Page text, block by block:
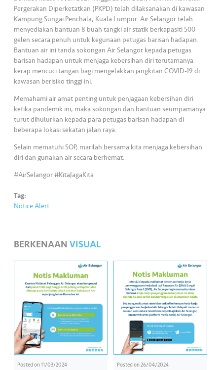
Pergerakan Diperketatkan (PKPD) telah dilaksanakan di kawasan
Kampung Sungai Penchala, Kuala Lumpur. Air Selangor telah
menyediakan bantuan 8 buah tangki air statik berkapasiti 500
gelen secara penuh untuk kegunaan petugas barisan hadapan.
Bantuan air ini tanda sokongan Air Selangor kepada petugas
barisan hadapan untuk menjaga kebersihan diri terutamanya
kerap mencuci tangan bagi mengelakkan jangkitan COVID-19 di
kawasan berisiko tinggi ini.
Memahami air amat penting untuk penjagaan kebersihan diri
ketika pandemik ini, maka sokongan dan bantuan seumpamanya
turut dihulurkan kepada para petugas barisan hadapan di
beberapa lokasi sekatan jalan raya.
Selain mematuhi SOP, marilah bersama kita menjaga kebersihan
diri dan gunakan air secara berhemat.
#AirSelangor #KitaJagaKita
Tag:
Notice Alert
BERKENAANVISUAL
Posted on11/03/2024 Posted on26/04/2024
M
e
di
a
•••
•••